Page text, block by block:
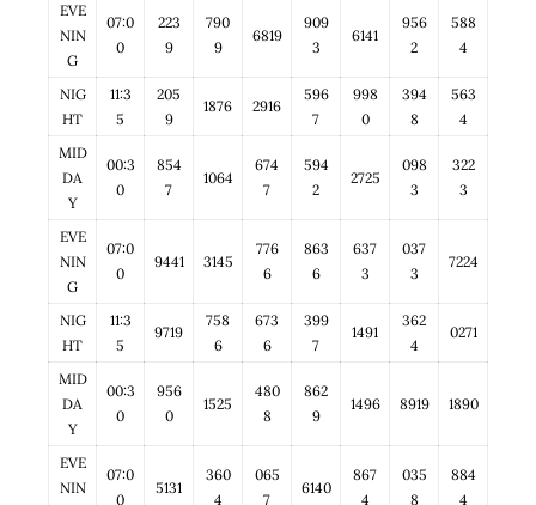
EVE
NIN
G
07:0
0
223
9
790
9
6819
909
3
6141
956
2
588
4
NIG
HT
11:3
5
205
9
1876 2916
596
7
998
0
394
8
563
4
MID
DA
Y
00:3
0
854
7
1064
674
7
594
2
2725
098
3
322
3
EVE
NIN
G
07:0
0
9441 3145
776
6
863
6
637
3
037
3
7224
NIG
HT
11:3
5
9719
758
6
673
6
399
7
1491
362
4
0271
MID
DA
Y
00:3
0
956
0
1525
480
8
862
9
1496 8919 1890
EVE
NIN
07:0
0
5131
360
4
065
7
6140
867
4
035
8
884
4